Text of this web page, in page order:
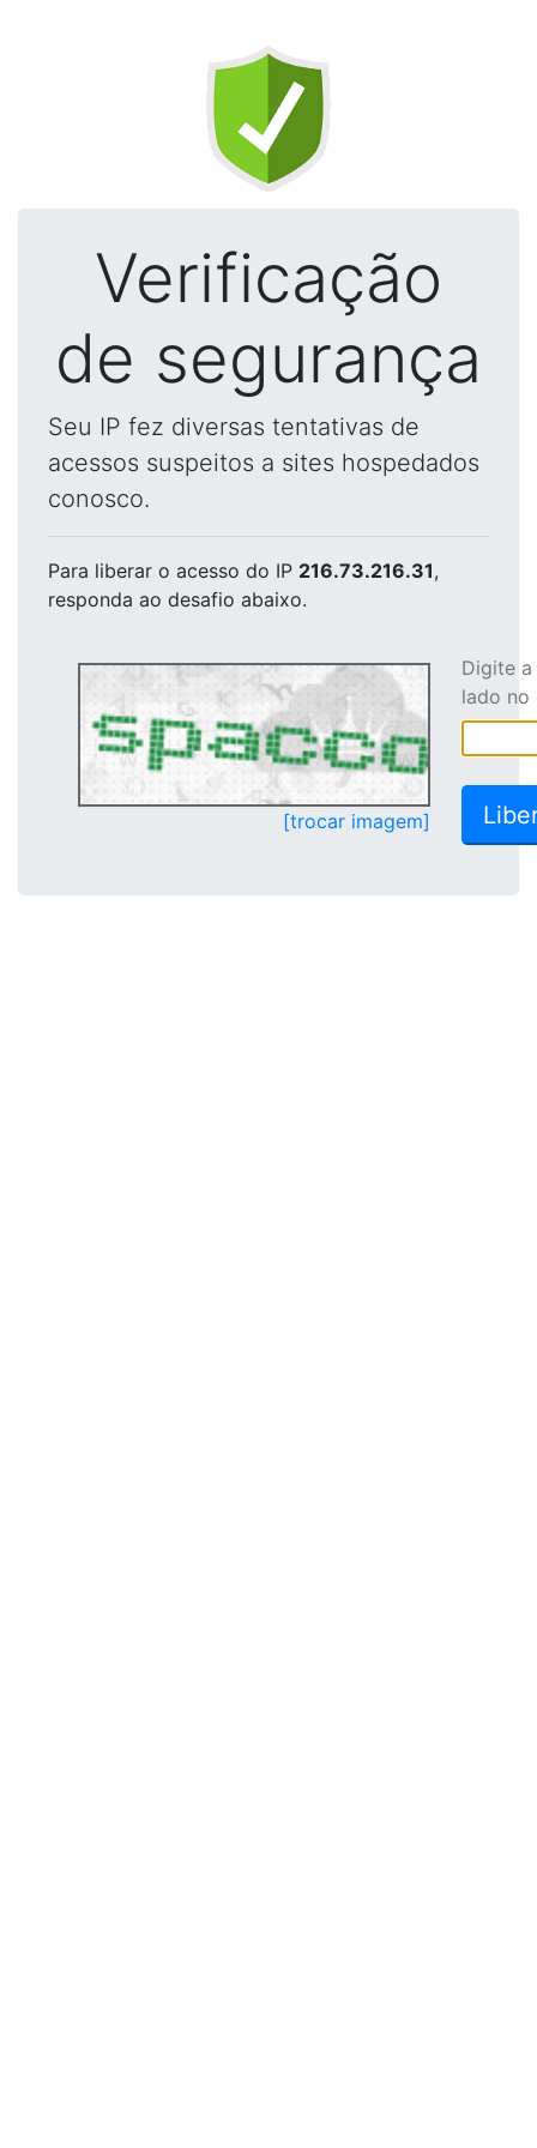
Verificação
de segurança
Seu IP fez diversas tentativas de
acessos suspeitos a sites hospedados
conosco.
Para liberar o acesso do IP 216.73.216.31,
responda ao desafio abaixo.
[trocar imagem]
Digite
lado no